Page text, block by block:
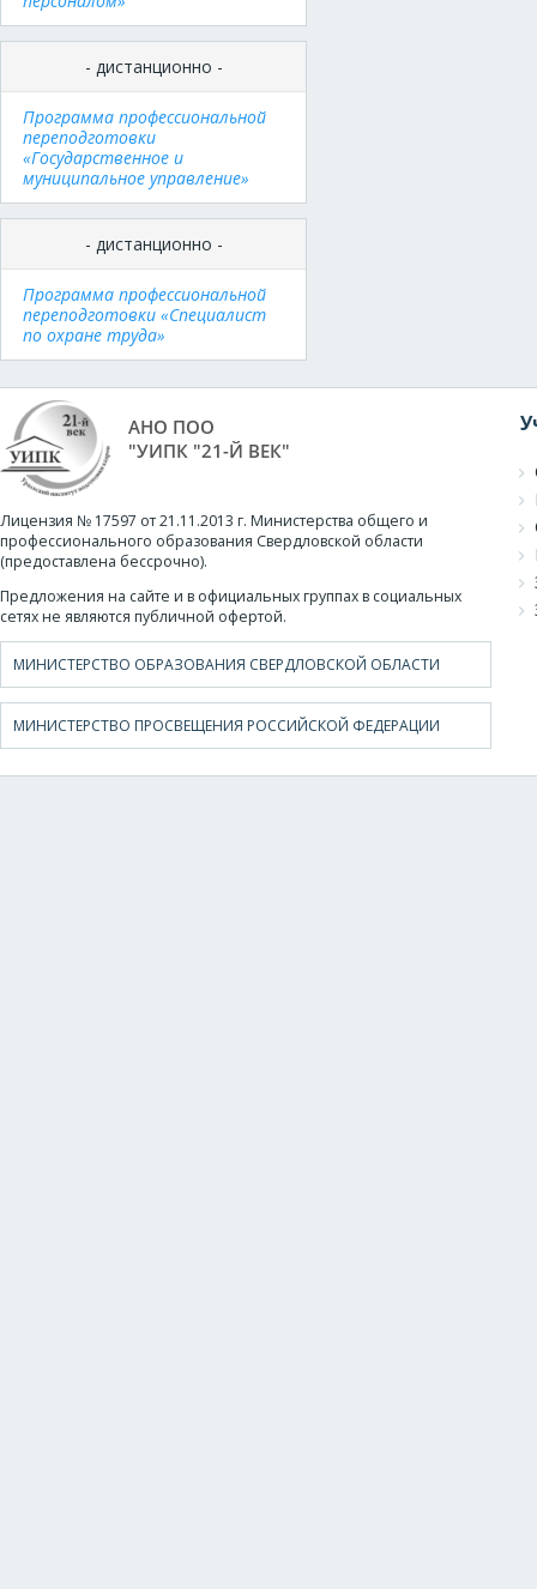
- дистанционно -
Программа профессиональной
переподготовки
«Государственное и
муниципальное управление»
- дистанционно -
Программа профессиональной
переподготовки «Специалист
по охране труда»
АНО ПОО
"УИПК "21-Й ВЕК"
Лицензия № 17597 от 21.11.2013 г. Министерства общего и
профессионального образования Свердловской области
(предоставлена бессрочно).
Предложения на сайте и в официальных группах в социальных
сетях не являются публичной офертой.
МИНИСТЕРСТВО ОБРАЗОВАНИЯ СВЕРДЛОВСКОЙ ОБЛАСТИ
МИНИСТЕРСТВО ПРОСВЕЩЕНИЯ РОССИЙСКОЙ ФЕДЕРАЦИИ